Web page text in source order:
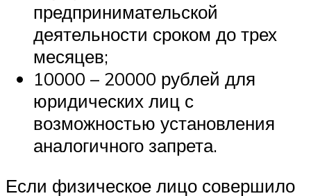
предпринимательской
деятельности сроком до трех
месяцев;
10000 – 20000 рублей для
юридических лиц с
возможностью установления
аналогичного запрета.
Если физическое лицо совершило